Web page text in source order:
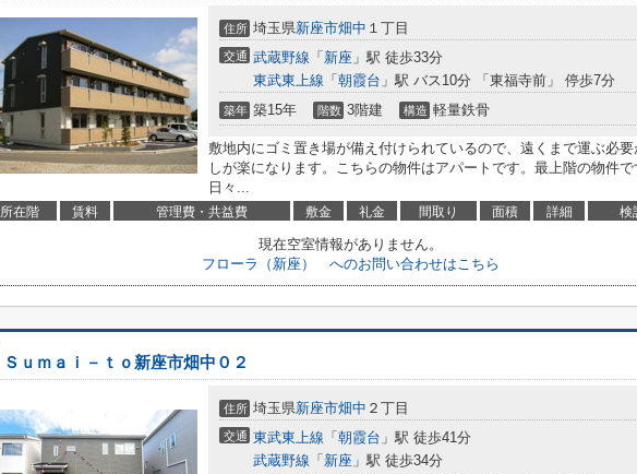
住所 埼玉県新座市畑中 １丁目
交通 武蔵野線 「 新座 」駅 徒歩33分
東武東上線 「 朝霞台 」駅 バス10分 「東福寺前」 停歩7分
築年 築15年 階数 3階建 構造 軽量鉄骨
敷地内にゴミ置き場が備え付けられているので、遠くまで運ぶ必要
しが楽になります。こちらの物件はアパートです。最上階の物件
日々...
所在階 賃料 管理費・共益費 敷金 礼金 間取り 面積 詳細 検
現在空室情報がありません。
フローラ（新座） へのお問い合わせはこちら
Ｓｕｍａｉ－ｔｏ新座市畑中０２
住所 埼玉県新座市畑中 ２丁目
交通 東武東上線 「 朝霞台 」駅 徒歩41分
武蔵野線 「 新座 」駅 徒歩34分